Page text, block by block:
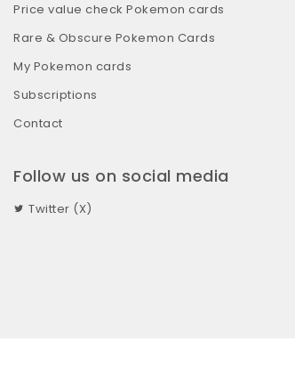
Price value check Pokemon cards
Rare & Obscure Pokemon Cards
My Pokemon cards
Subscriptions
Contact
Follow us on social media
Twitter (X)